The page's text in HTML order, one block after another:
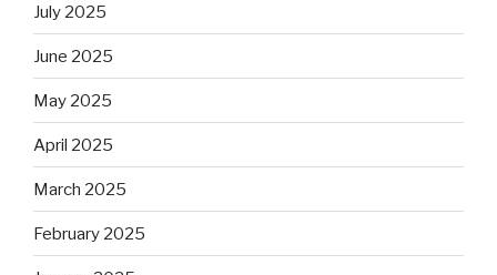
July 2025
June 2025
May 2025
April 2025
March 2025
February 2025